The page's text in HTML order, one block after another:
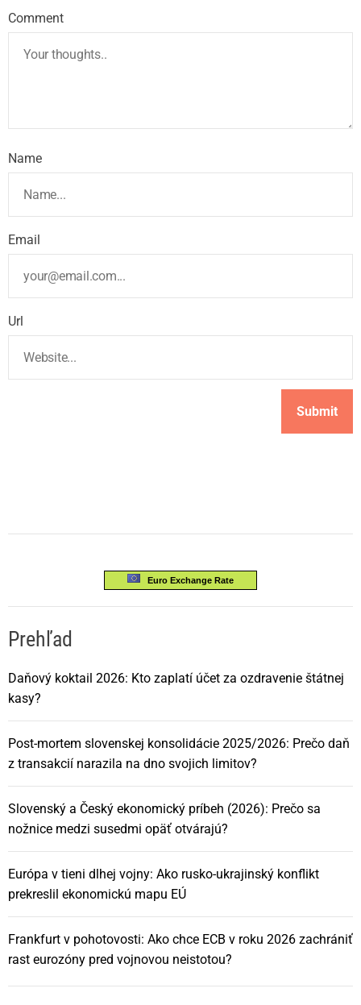
Comment
Name
Email
Url
Euro Exchange Rate
Prehľad
Daňový koktail 2026: Kto zaplatí účet za ozdravenie štátnej
kasy?
Post-mortem slovenskej konsolidácie 2025/2026: Prečo daň
z transakcií narazila na dno svojich limitov?
Slovenský a Český ekonomický príbeh (2026): Prečo sa
nožnice medzi susedmi opäť otvárajú?
Európa v tieni dlhej vojny: Ako rusko-ukrajinský konflikt
prekreslil ekonomickú mapu EÚ
Frankfurt v pohotovosti: Ako chce ECB v roku 2026 zachrániť
rast eurozóny pred vojnovou neistotou?